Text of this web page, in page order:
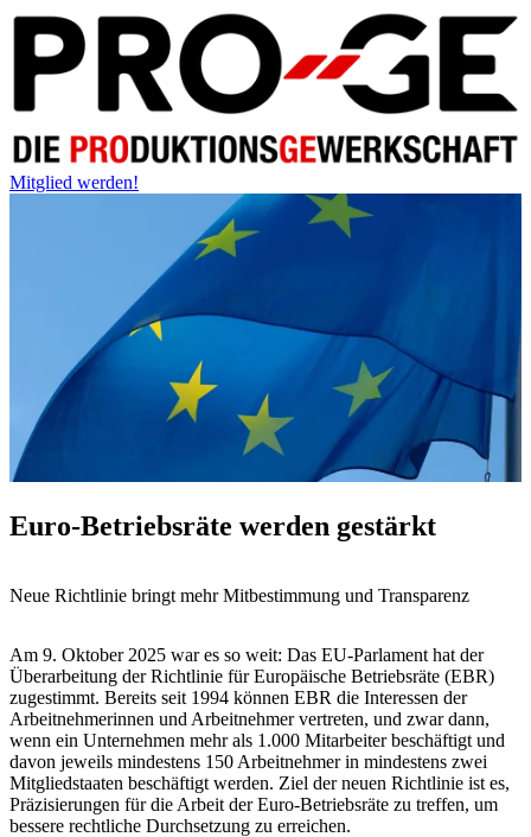
Mitglied werden!
Euro-Betriebsräte werden gestärkt
Neue Richtlinie bringt mehr Mitbestimmung und Transparenz
Am 9. Oktober 2025 war es so weit: Das EU-Parlament hat der
Überarbeitung der Richtlinie für Europäische Betriebsräte (EBR)
zugestimmt. Bereits seit 1994 können EBR die Interessen der
Arbeitnehmerinnen und Arbeitnehmer vertreten, und zwar dann,
wenn ein Unternehmen mehr als 1.000 Mitarbeiter beschäftigt und
davon jeweils mindestens 150 Arbeitnehmer in mindestens zwei
Mitgliedstaaten beschäftigt werden. Ziel der neuen Richtlinie ist es,
Präzisierungen für die Arbeit der Euro-Betriebsräte zu treffen, um
bessere rechtliche Durchsetzung zu erreichen.